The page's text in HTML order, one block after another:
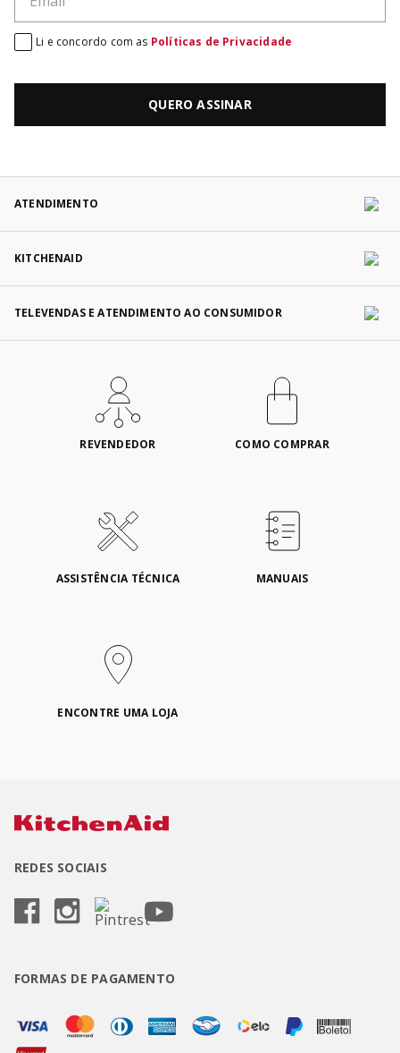
QUERO ASSINAR
Li e concordo com as Políticas de Privacidade
ATENDIMENTO
KITCHENAID
TELEVENDAS E ATENDIMENTO AO CONSUMIDOR
REVENDEDOR COMO COMPRAR
ASSISTÊNCIA TÉCNICA MANUAIS
ENCONTRE UMA LOJA
REDES SOCIAIS
FORMAS DE PAGAMENTO